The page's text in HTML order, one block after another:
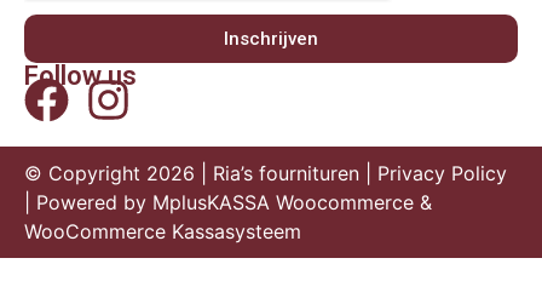
Inschrijven
Follow us
© Copyright 2026 | Ria’s fournituren | Privacy Policy
| Powered by MplusKASSA Woocommerce &
WooCommerce Kassasysteem